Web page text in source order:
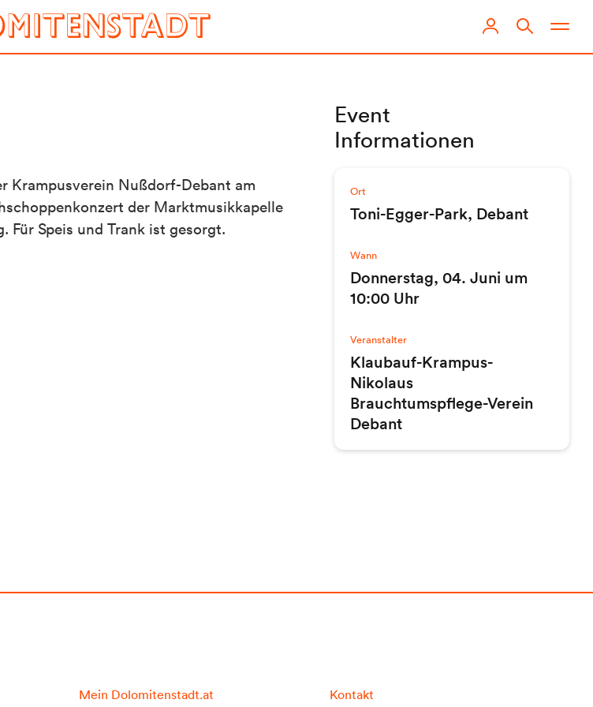
Krampusverein Nußdorf-Debant am
der Marktmusikkapelle
Speis und Trank ist gesorgt.
Event
Informationen
Ort
Toni-Egger-Park, Debant
Wann
Donnerstag, 04. Juni um
10:00 Uhr
Veranstalter
Klaubauf-Krampus-
Nikolaus
Brauchtumspflege-Verein
Debant
Mein Dolomitenstadt.at Kontakt